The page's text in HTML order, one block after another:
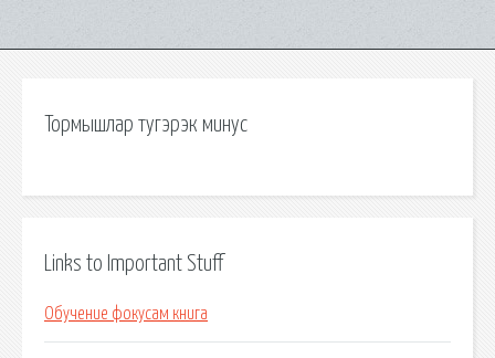
Тормышлар тугэрэк минус
Links to Important Stuff
Обучение фокусам книга